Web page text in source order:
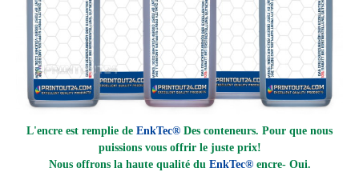
L'encre est remplie de EnkTec® Des conteneurs. Pour que nous
puissions vous offrir le juste prix!
Nous offrons la haute qualité du EnkTec®encre- Oui.